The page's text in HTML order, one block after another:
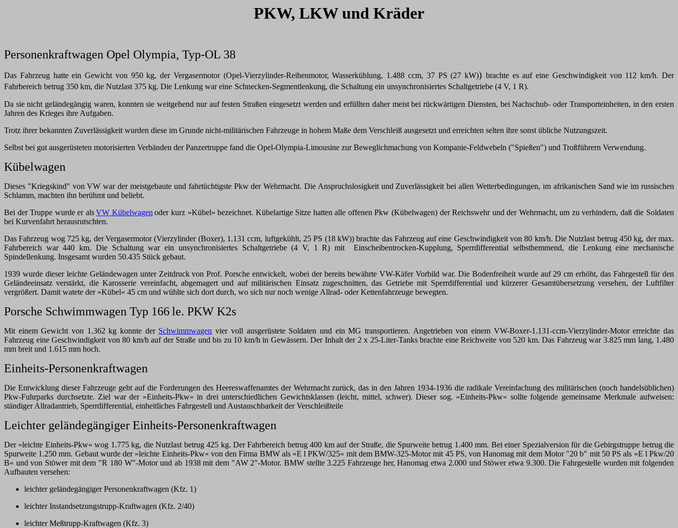
PKW, LKW und Kräder
Personenkraftwagen Opel Olympia, Typ-OL 38
Das Fahrzeug hatte ein Gewicht von 950 kg, der Vergasermotor (Opel-Vierzylinder-Reihenmotor, Wasserkühlung, 1.488 ccm, 37 PS (27 kW)) brachte es auf eine Geschwindigkeit von 112 km/h. Der
Fahrbereich betrug 350 km, die Nutzlast 375 kg. Die Lenkung war eine Schnecken-Segmentlenkung, die Schaltung ein unsynchronisiertes Schaltgetriebe (4 V, 1 R).
Da sie nicht geländegängig waren, konnten sie weitgehend nur auf festen Straßen eingesetzt werden und erfüllten daher meist bei rückwärtigen Diensten, bei Nachschub- oder Transporteinheiten, in den ersten
Jahren des Krieges ihre Aufgaben.
Trotz ihrer bekannten Zuverlässigkeit wurden diese im Grunde nicht-militärischen Fahrzeuge in hohem Maße dem Verschleiß ausgesetzt und erreichten selten ihre sonst übliche Nutzungszeit.
Selbst bei gut ausgerüsteten motorisierten Verbänden der Panzertruppe fand die Opel-Olympia-Limousine zur Beweglichmachung von Kompanie-Feldwebeln ("Spießen") und Troßführern Verwendung.
Kübelwagen
Dieses "Kriegskind" von VW war der meistgebaute und fahrtüchtigste Pkw der Wehrmacht. Die Anspruchslosigkeit und Zuverlässigkeit bei allen Wetterbedingungen, im afrikanischen Sand wie im russischen
Schlamm, machten ihn berühmt und beliebt.
Bei der Truppe wurde er als VW Kübelwagen oder kurz »Kübel« bezeichnet. Kübelartige Sitze hatten alle offenen Pkw (Kübelwagen) der Reichswehr und der Wehrmacht, um zu verhindern, daß die Soldaten
bei Kurvenfahrt herausrutschten.
Das Fahrzeug wog 725 kg, derVergasermotor (Vierzylinder (Boxer), 1.131 ccm, luftgekühlt, 25 PS (18 kW)) brachte das Fahrzeug auf eine Geschwindigkeit von 80 km/h. Die Nutzlast betrug 450 kg, der max.
Fahrbereich war 440 km. Die Schaltung war ein unsynchronisiertes Schaltgetriebe (4 V, 1 R) mit Einscheibentrocken-Kupplung, Sperrdifferential selbsthemmend, die Lenkung eine mechanische
Spindellenkung. Insgesamt wurden 50.435 Stück gebaut.
1939 wurde dieser leichte Geländewagen unter Zeitdruck von Prof. Porsche entwickelt, wobei der bereits bewährte VW-Käfer Vorbild war. Die Bodenfreiheit wurde auf 29 cm erhöht, das Fahrgestell für den
Geländeeinsatz verstärkt, die Karosserie vereinfacht, abgemagert und auf militärischen Einsatz zugeschnitten, das Getriebe mit Sperrdifferential und kürzerer Gesamtübersetzung versehen, der Luftfilter
vergrößert. Damit watete der »Kübel« 45 cm und wühlte sich dort durch, wo sich nur noch wenige Allrad- oder Kettenfahrzeuge bewegten.
Porsche Schwimmwagen Typ 166le. PKW K2s
Mit einem Gewicht von 1.362 kg konnte der Schwimmwagen vier voll ausgerüstete Soldaten und ein MG transportieren. Angetrieben von einem VW-Boxer-1.131-ccm-Vierzylinder-Motor erreichte das
Fahrzeug eine Geschwindigkeit von 80 km/h auf der Straße und bis zu 10 km/h in Gewässern. Der Inhalt der 2 x 25-Liter-Tanks brachte eine Reichweite von 520 km. Das Fahrzeug war 3.825 mm lang, 1.480
mm breit und 1.615 mm hoch.
Einheits-Personenkraftwagen
Die Entwicklung dieser Fahrzeuge geht auf die Forderungen des Heereswaffenamtes der Wehrmacht zurück, das in den Jahren 1934-1936 die radikale Vereinfachung des militärischen (noch handelsüblichen)
Pkw-Fuhrparks durchsetzte. Ziel war der »Einheits-Pkw« in drei unterschiedlichen Gewichtsklassen (leicht, mittel, schwer). Dieser sog. »Einheits-Pkw« sollte folgende gemeinsame Merkmale aufweisen:
ständiger Allradantrieb, Sperrdifferential, einheitliches Fahrgestell und Austauschbarkeit der Verschleißteile
Leichter geländegängiger Einheits-Personenkraftwagen
Der »leichte Einheits-Pkw« wog 1.775 kg, die Nutzlast betrug 425 kg. Der Fahrbereich betrug 400 km auf der Straße, die Spurweite betrug 1.400 mm. Bei einer Spezialversion für die Gebirgstruppe betrug die
Spurweite 1.250 mm. Gebaut wurde der »leichte Einheits-Pkw« von den Firma BMW als »E l PKW/325« mit dem BMW-325-Motor mit 45 PS, von Hanomag mit dem Motor "20 b" mit 50 PS als »E l Pkw/20
B« und von Stöwer mit dem "R 180 W"-Motor und ab 1938 mit dem "AW 2"-Motor. BMW stellte 3.225 Fahrzeuge her, Hanomag etwa 2.000 und Stöwer etwa 9.300. Die Fahrgestelle wurden mit folgenden
Aufbauten versehen:
leichter geländegängiger Personenkraftwagen (Kfz. 1)
leichter Instandsetzungstrupp-Kraftwagen (Kfz. 2/40)
leichter Meßtrupp-Kraftwagen (Kfz. 3)